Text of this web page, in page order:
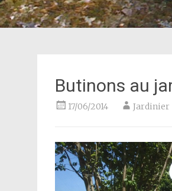
Butinons au
17/06/2014 Jardinier